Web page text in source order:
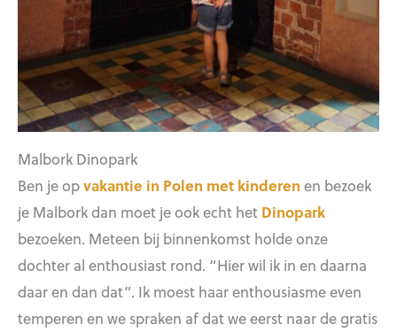
Malbork Dinopark
Ben je opvakantie in Polen met kinderen en bezoek
je Malbork dan moet je ook echt het Dinopark
bezoeken. Meteen bij binnenkomst holde onze
dochter al enthousiast rond. “Hier wil ik in en daarna
daar en dan dat”. Ik moest haar enthousiasme even
temperen en we spraken af dat we eerst naar de gratis